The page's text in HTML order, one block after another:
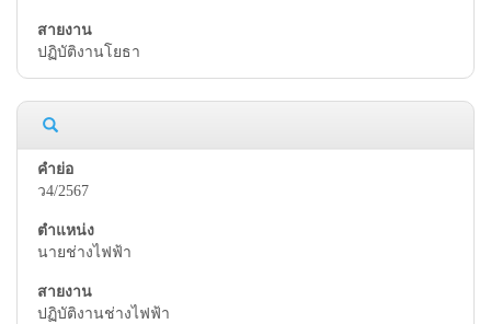
ปฏิบัติงานโยธา
ว4/2567
นายช่างไฟฟ้า
ปฏิบัติงานช่างไฟฟ้า